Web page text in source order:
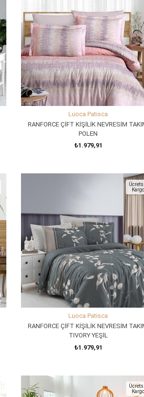
Luoca Patisca
RANFORCE ÇİFT KİŞİLİK NEVRESİM
POLEN
₺1.979,91
Kargo
Luoca Patisca
RANFORCE ÇİFT KİŞİLİK NEVRESİM
TIVORY YEŞİL
₺1.979,91
Kargo